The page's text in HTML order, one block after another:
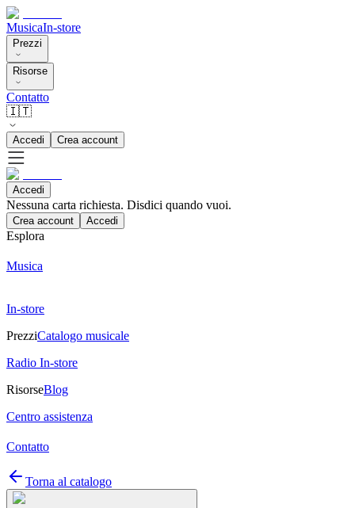
MusicaIn-store
Prezzi
Risorse
Contatto
🇮🇹
Accedi Crea account
Accedi
Nessuna carta richiesta. Disdici quando vuoi.
Crea account Accedi
Esplora
Musica
In-store
PrezziCatalogo musicale
Radio In-store
RisorseBlog
Centro assistenza
Contatto
Torna al catalogo